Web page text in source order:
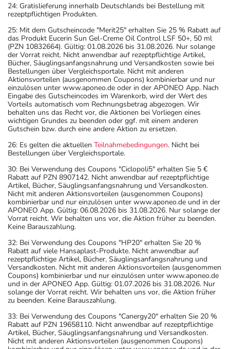
24: Gratislieferung innerhalb Deutschlands bei Bestellung mit
rezeptpflichtigen Produkten.
25: Mit dem Gutscheincode "Merit25" erhalten Sie 25 % Rabatt auf
das Produkt Eucerin Sun Gel-Creme Oil Control LSF 50+, 50 ml
(PZN 10832664). Gültig: 01.08.2026 bis 31.08.2026. Nur solange
der Vorrat reicht. Nicht anwendbar auf rezeptpflichtige Artikel,
Bücher, Säuglingsanfangsnahrung und Versandkosten sowie bei
Bestellungen über Vergleichsportale. Nicht mit anderen
Aktionsvorteilen (ausgenommen Coupons) kombinierbar und nur
einzulösen unter www.aponeo.de oder in der APONEO App. Nach
Eingabe des Gutscheincodes im Warenkorb, wird der Wert des
Vorteils automatisch vom Rechnungsbetrag abgezogen. Wir
behalten uns das Recht vor, die Aktionen bei Vorliegen eines
wichtigen Grundes zu beenden oder ggf. mit einem anderen
Gutschein bzw. durch eine andere Aktion zu ersetzen.
26: Es gelten die aktuellen Teilnahmebedingungen. Nicht bei
Bestellungen über Vergleichsportale.
30: Bei Verwendung des Coupons "Ciclopoli5" erhalten Sie 5 €
Rabatt auf PZN 8907142. Nicht anwendbar auf rezeptpflichtige
Artikel, Bücher, Säuglingsanfangsnahrung und Versandkosten.
Nicht mit anderen Aktionsvorteilen (ausgenommen Coupons)
kombinierbar und nur einzulösen unter www.aponeo.de und in der
APONEO App. Gültig: 06.08.2026 bis 31.08.2026. Nur solange der
Vorrat reicht. Wir behalten uns vor, die Aktion früher zu beenden.
Keine Barauszahlung.
32: Bei Verwendung des Coupons "HP20" erhalten Sie 20 %
Rabatt auf viele Hansaplast-Produkte. Nicht anwendbar auf
rezeptpflichtige Artikel, Bücher, Säuglingsanfangsnahrung und
Versandkosten. Nicht mit anderen Aktionsvorteilen (ausgenommen
Coupons) kombinierbar und nur einzulösen unter www.aponeo.de
und in der APONEO App. Gültig: 01.07.2026 bis 31.08.2026. Nur
solange der Vorrat reicht. Wir behalten uns vor, die Aktion früher
zu beenden. Keine Barauszahlung.
33: Bei Verwendung des Coupons "Canergy20" erhalten Sie 20 %
Rabatt auf PZN 19658110. Nicht anwendbar auf rezeptpflichtige
Artikel, Bücher, Säuglingsanfangsnahrung und Versandkosten.
Nicht mit anderen Aktionsvorteilen (ausgenommen Coupons)